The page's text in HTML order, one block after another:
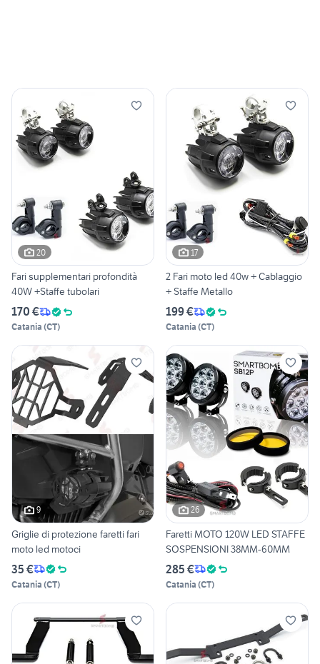
20
Fari supplementari profondità
40W +Staffe tubolari
170 €
Catania (CT)
17
2 Fari moto led 40w + Cablaggio
+ Staffe Metallo
199 €
Catania (CT)
9
Griglie di protezione faretti fari
moto led motoci
35 €
Catania (CT)
26
Faretti MOTO 120W LED STAFFE
SOSPENSIONI 38MM-60MM
285 €
Catania (CT)